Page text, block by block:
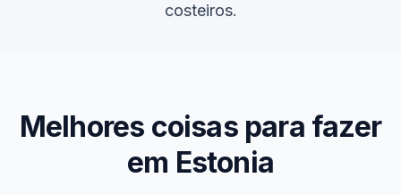
costeiros.
Melhores coisas para fazer
em Estonia